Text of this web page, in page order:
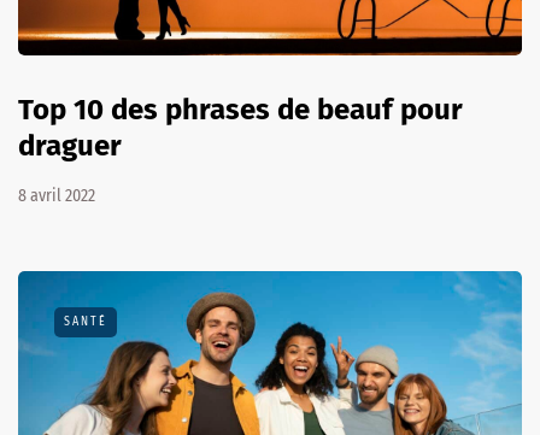
Top 10 des phrases de beauf pour
draguer
8 avril 2022
SANTÉ